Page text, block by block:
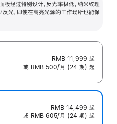
板经过特别设计，反光率极低。纳米纹理
光，即使在高亮光源的工作场所也能保
RMB 11,999 起
或 RMB 500/月 (24 期) 起
RMB 14,499 起
或 RMB 605/月 (24 期) 起